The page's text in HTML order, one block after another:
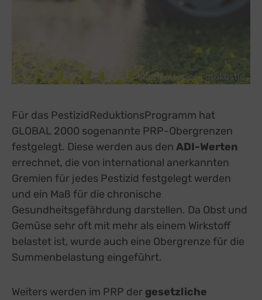
Shutterstock / Fotokostic
Für das PestizidReduktionsProgramm hat
GLOBAL 2000 sogenannte PRP-Obergrenzen
festgelegt. Diese werden aus den ADI-Werten
errechnet, die von international anerkannten
Gremien für jedes Pestizid festgelegt werden
und ein Maß für die chronische
Gesundheitsgefährdung darstellen. Da Obst und
Gemüse sehr oft mit mehr als einem Wirkstoff
belastet ist, wurde auch eine Obergrenze für die
Summenbelastung eingeführt.
Weiters werden im PRP der gesetzliche